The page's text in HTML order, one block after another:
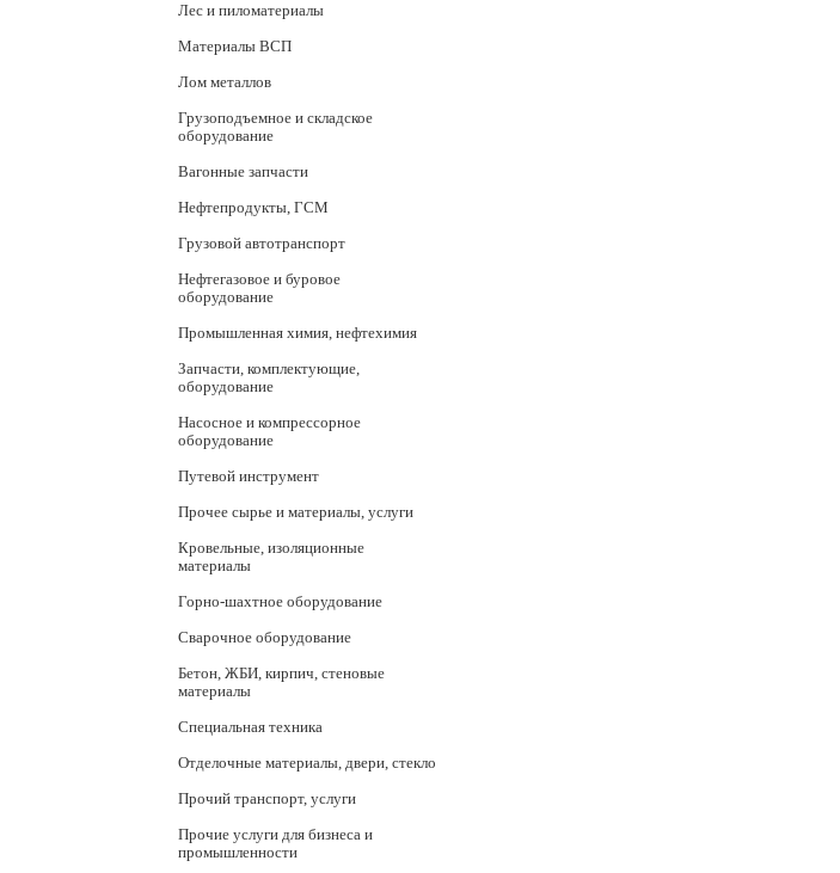
Лес и пиломатериалы
Материалы ВСП
Лом металлов
Грузоподъемное и складское
оборудование
Вагонные запчасти
Нефтепродукты, ГСМ
Грузовой автотранспорт
Нефтегазовое и буровое
оборудование
Промышленная химия, нефтехимия
Запчасти, комплектующие,
оборудование
Насосное и компрессорное
оборудование
Путевой инструмент
Прочее сырье и материалы, услуги
Кровельные, изоляционные
материалы
Горно-шахтное оборудование
Сварочное оборудование
Бетон, ЖБИ, кирпич, стеновые
материалы
Специальная техника
Отделочные материалы, двери, стекло
Прочий транспорт, услуги
Прочие услуги для бизнеса и
промышленности